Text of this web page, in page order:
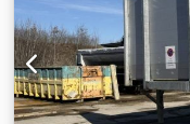
5.400 kg,